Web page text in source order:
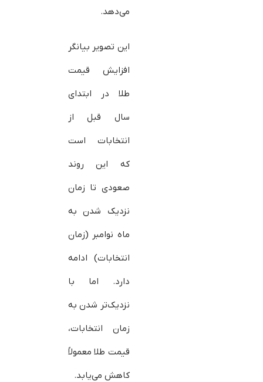
می‌دهد.
این تصویر بیانگر
افزایش قیمت
طلا در ابتدای
سال قبل از
انتخابات است
که این روند
صعودی تا زمان
نزدیک شدن به
ماه نوامبر (زمان
انتخابات) ادامه
دارد. اما با
نزدیک‌تر شدن به
زمان انتخابات،
قیمت طلا معمولاً
کاهش می‌یابد.